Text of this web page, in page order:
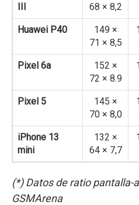
III
68 × 8,2
Huawei P40
149 ×
71 × 8,5
Pixel 6a
152 ×
72 × 8.9
Pixel 5
145 ×
70 × 8,0
iPhone 13
mini
132 ×
64 × 7,7
(*) Datos de ratio pantalla-
GSMArena